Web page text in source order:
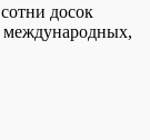
досок
международных,